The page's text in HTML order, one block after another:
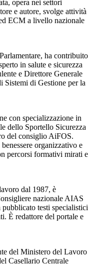
opera nei settori
e autore, svolge attività
ECM a livello nazionale
ha contribuito
in salute e sicurezza
e Direttore Generale
Sistemi di Gestione per la
con specializzazione in
dello Sportello Sicurezza
del consiglio AiFOS.
organizzativo e
percorsi formativi mirati e
dal 1987, è
nazionale AIAS
testi specialistici
È redattore del portale e
del Ministero del Lavoro
Casellario Centrale